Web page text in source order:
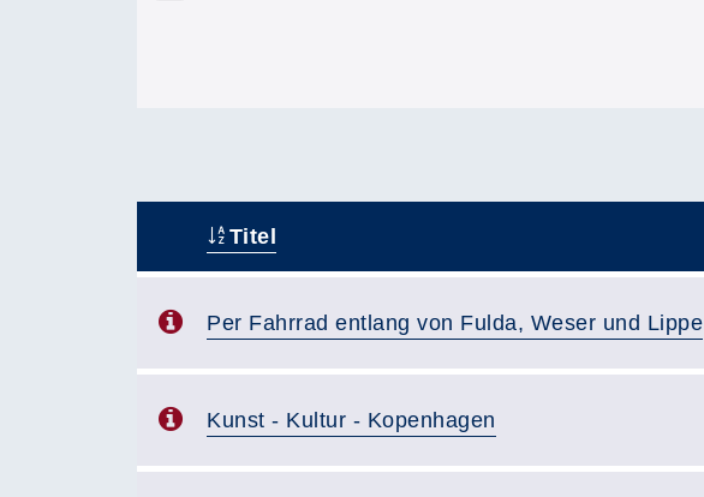
Titel
Per Fahrrad entlang von Fulda, Weser und Lippe
Kunst - Kultur - Kopenhagen